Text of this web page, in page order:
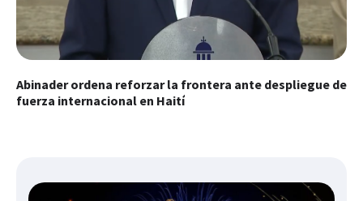
Abinader ordena reforzar la frontera ante despliegue de
fuerza internacional en Haití